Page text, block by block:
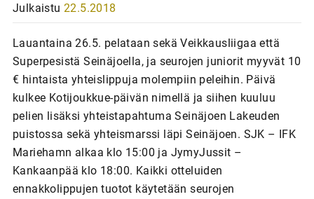
Julkaistu 22.5.2018
Lauantaina 26.5. pelataan sekä Veikkausliigaa että
Superpesistä Seinäjoella, ja seurojen juniorit myyvät 10
€ hintaista yhteislippuja molempiin peleihin. Päivä
kulkee Kotijoukkue-päivän nimellä ja siihen kuuluu
pelien lisäksi yhteistapahtuma Seinäjoen Lakeuden
puistossa sekä yhteismarssi läpi Seinäjoen. SJK – IFK
Mariehamn alkaa klo 15:00 ja JymyJussit –
Kankaanpää klo 18:00. Kaikki otteluiden
ennakkolippujen tuotot käytetään seurojen